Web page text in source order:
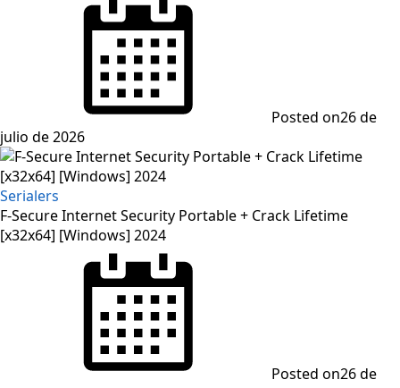
Posted on26 de
julio de 2026
Serialers
F-Secure Internet Security Portable + Crack Lifetime
[x32x64] [Windows] 2024
Posted on26 de